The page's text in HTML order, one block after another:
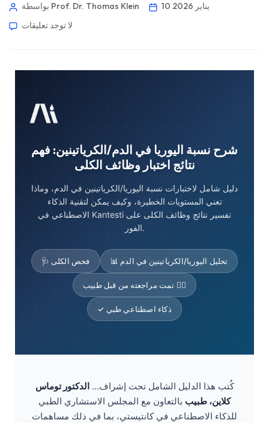
بواسطة Prof. Dr. Thomas Klein
10 يناير 2026
لا توجد تعليقات
شرح نسبة اليوريا في الدم/الكرياتينين: فهم
نتائج اختبار وظائف الكلى
دليل شامل لاختبارات نسبة اليوريا/الكرياتينين في الدم، وماذا
تعني المستويات الخطيرة، وكيف يمكن لتقنية الذكاء
الاصطناعي في Kantesti تفسير نتائج وظائف الكلى على
الفور.
🩺 فحص الكلى 📊 تحليل اليوريا/الكرياتينين في الدم
تمت مراجعته من قبل طبيب 👨‍⚕️
✓ ذكاء اصطناعي طبي
كُتب هذا الدليل الشامل تحت إشراف... الدكتور توماس
كلاين، طبيب بالتعاون مع المجلس الاستشاري الطبي
للذكاء الاصطناعي في كانتيستي، بما في ذلك مساهمات